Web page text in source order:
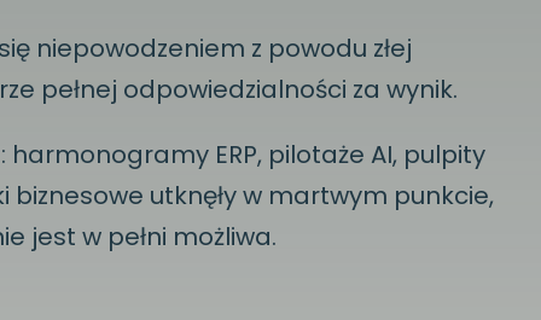
niepowodzeniem z powodu złej
pełnej odpowiedzialności za wynik.
ERP, pilotaże AI, pulpity
utknęły w martwym punkcie,
jest w pełni możliwa.